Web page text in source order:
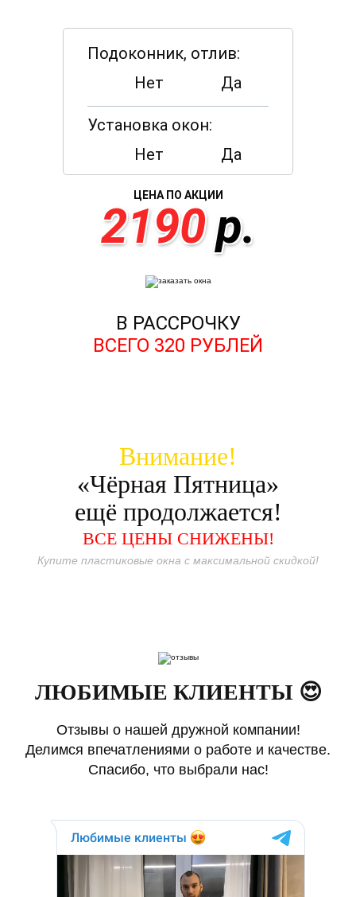
Подоконник, отлив:
Нет
Да
Установка окон:
Нет
Да
ЦЕНА ПО АКЦИИ
2190р.
В РАССРОЧКУ
ВСЕГО 320 РУБЛЕЙ
Внимание!
«Чёрная Пятница»
ещё продолжается!
ВСЕ ЦЕНЫ СНИЖЕНЫ!
Купите пластиковые окна с максимальной скидкой!
ЛЮБИМЫЕ КЛИЕНТЫ 😍
Отзывы о нашей дружной компании!
Делимся впечатлениями о работе и качестве.
Спасибо, что выбрали нас!